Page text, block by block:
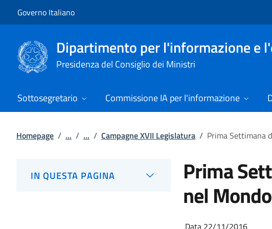
Governo Italiano
Dipartimento per l'informazione e
Presidenza del Consiglio dei Ministri
Sottosegretario Commissione IA per l'informazione
Homepage / ... / ... / Campagne XVII Legislatura / Prima Settimana
IN QUESTA PAGINA Prima
nel Mondo
Data 22/11/2016